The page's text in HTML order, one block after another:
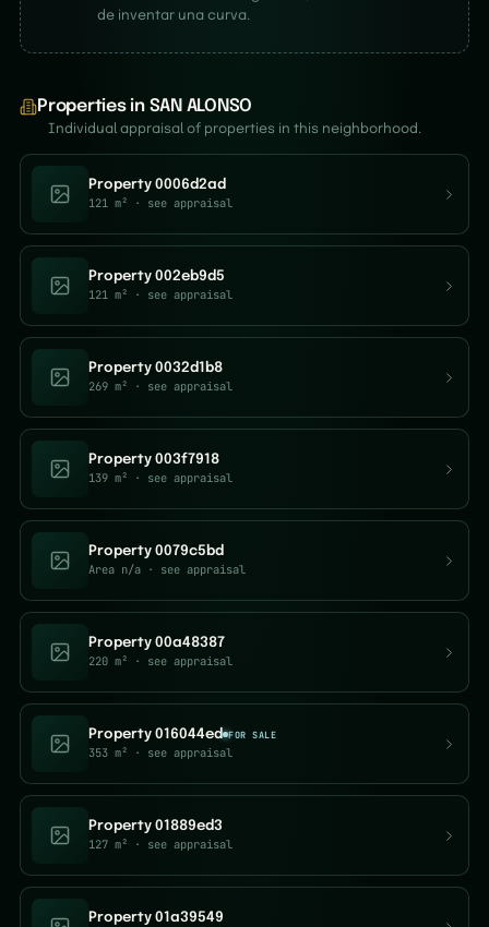
de inventar una curva.
Properties in SAN ALONSO
Individual appraisal of properties in this neighborhood.
Property 0006d2ad
121 m² · see appraisal
Property 002eb9d5
121 m² · see appraisal
Property 0032d1b8
269 m² · see appraisal
Property 003f7918
139 m² · see appraisal
Property 0079c5bd
Area n/a · see appraisal
Property 00a48387
220 m² · see appraisal
Property 016044ed FOR SALE
353 m² · see appraisal
Property 01889ed3
127 m² · see appraisal
Property 01a39549